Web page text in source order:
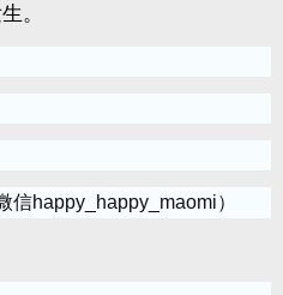
。
信happy_happy_maomi）